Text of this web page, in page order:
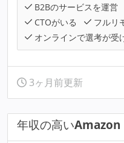
B2Bのサービスを運営
CTOがいる
フルリ
オンラインで選考が受
3ヶ月前更新
年収の高いAmazon